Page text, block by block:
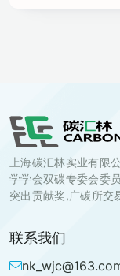
上海碳汇林实业有限
学学会双碳专委会委
突出贡献奖,广碳所交
联系我们